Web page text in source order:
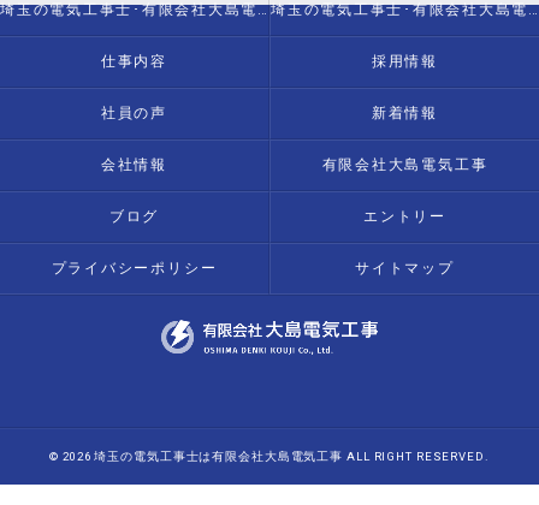
埼玉の電気工事士･有限会社大島電気工事の評判 埼玉の電気工事士･有限会社大島電気工事のお客様の声
仕事内容 採用情報
社員の声 新着情報
会社情報 有限会社大島電気工事
ブログ エントリー
プライバシーポリシー サイトマップ
© 2026 埼玉の電気工事士は有限会社大島電気工事 ALL RIGHT RESERVED.